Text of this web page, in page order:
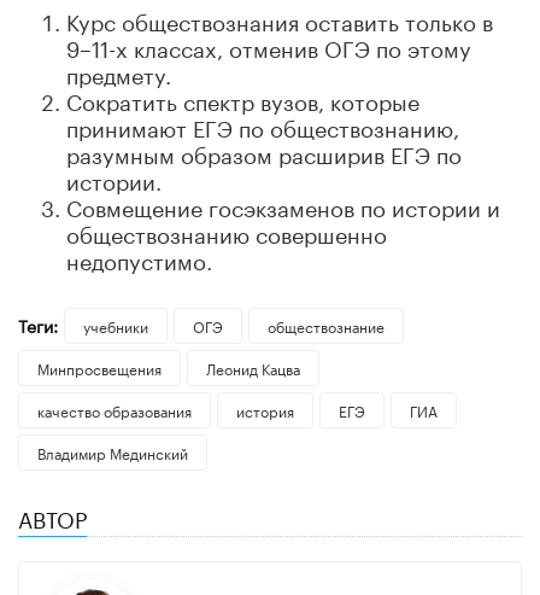
Курс обществознания оставить только в
9–11-х классах, отменив ОГЭ по этому
предмету.
Сократить спектр вузов, которые
принимают ЕГЭ по обществознанию,
разумным образом расширив ЕГЭ по
истории.
Совмещение госэкзаменов по истории и
обществознанию совершенно
недопустимо.
Теги: учебники ОГЭ
обществознание
Минпросвещения
Леонид Кацва
качество образования
история ЕГЭ
ГИА
Владимир Мединский
АВТОР